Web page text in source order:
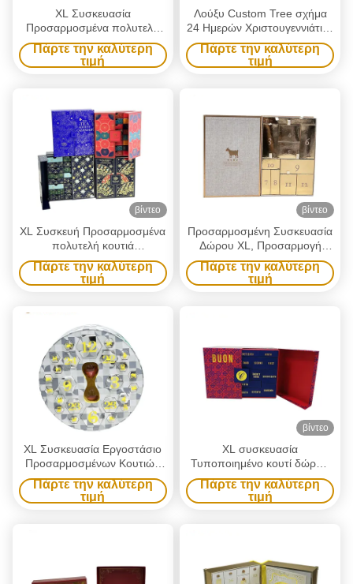
XL Συσκευασία
Προσαρμοσμένα πολυτελή
κουτιά Χριστουγεννιάτικη
εκτύπωση Σχεδιασμός
ημερολόγιο του Άβδου Κουτί
φροντίδα του δέρματος
Κοσμητικό κουτί δώρων
Πάρτε την καλύτερη
τιμή
Λούξυ Custom Tree σχήμα
24 Ημερών Χριστουγεννιάτικο
Αύγουστο ημερολόγιο κουτί
Πάρτε την καλύτερη
τιμή
βίντεο
XL Συσκευή Προσαρμοσμένα
πολυτελή κουτιά
Προσαρμοσμένα κενά
Χριστουγεννιάτικα
ημερολόγιο της Άγρυπνας
σοκολάτα
Πάρτε την καλύτερη
τιμή
βίντεο
Προσαρμοσμένη Συσκευασία
Δώρου XL, Προσαρμογή
Ημερολογίου Αντίστροφης
Μέτρησης, Κουτί
Περιποίησης Δέρματος, 12
Μέτρησης, Κουτί Δώρου,
Χαρτόνι
Πάρτε την καλύτερη
τιμή
XL Συσκευασία Εργοστάσιο
Προσαρμοσμένων Κουτιών
Συσκευασίας
Προσαρμοσμένο Στρογγυλό
Κουτί Συσκευασίας
Πάρτε την καλύτερη
τιμή
βίντεο
XL συσκευασία
Τυποποιημένο κουτί δώρων
Συσκευή Τυποποιημένο 24
συρτάρια Χριστουγεννιάτικο
ημερολόγιο της Άγρυπνας
Πάρτε την καλύτερη
τιμή